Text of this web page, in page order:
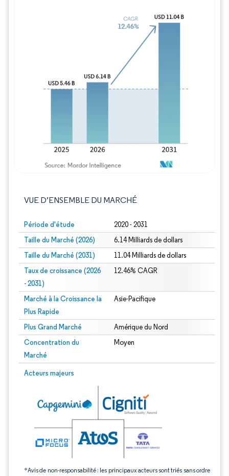
VUE D’ENSEMBLE DU MARCHÉ
Période d'étude 2020 - 2031
Taille du Marché (2026) 6.14 Milliards de dollars
Taille du Marché (2031) 11.04 Milliards de dollars
Taux de croissance (2026
- 2031)
12.46% CAGR
Marché à la Croissance la
Plus Rapide
Asie-Pacifique
Plus Grand Marché Amérique du Nord
Concentration du
Marché
Moyen
Acteurs majeurs
*Avis de non-responsabilité : les principaux acteurs sont triés sans ordre
Image © Mordor Intelligence. La réutilisation nécessite une attribution sous CC
Image © Mordor Intelligence. La